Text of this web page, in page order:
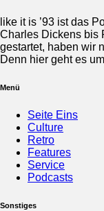
like it is ’93 ist das
Charles Dickens bis
gestartet, haben wir
Denn hier geht es
Menü
Seite Eins
Culture
Retro
Features
Service
Podcasts
Sonstiges